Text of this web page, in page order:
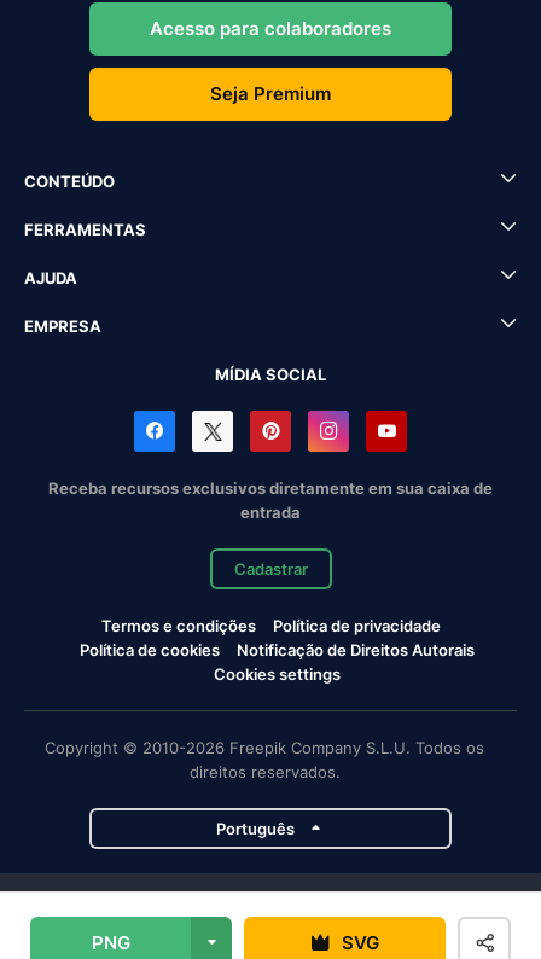
PNG SVG
Acesso para colaboradores
Seja Premium
CONTEÚDO
FERRAMENTAS
AJUDA
EMPRESA
MÍDIA SOCIAL
Receba recursos exclusivos diretamente em sua caixa de
entrada
Cadastrar
Termos e condições
Política de privacidade
Política de cookies
Notificação de Direitos Autorais
Cookies settings
Copyright © 2010-2026 Freepik Company S.L.U. Todos os
direitos reservados.
Português